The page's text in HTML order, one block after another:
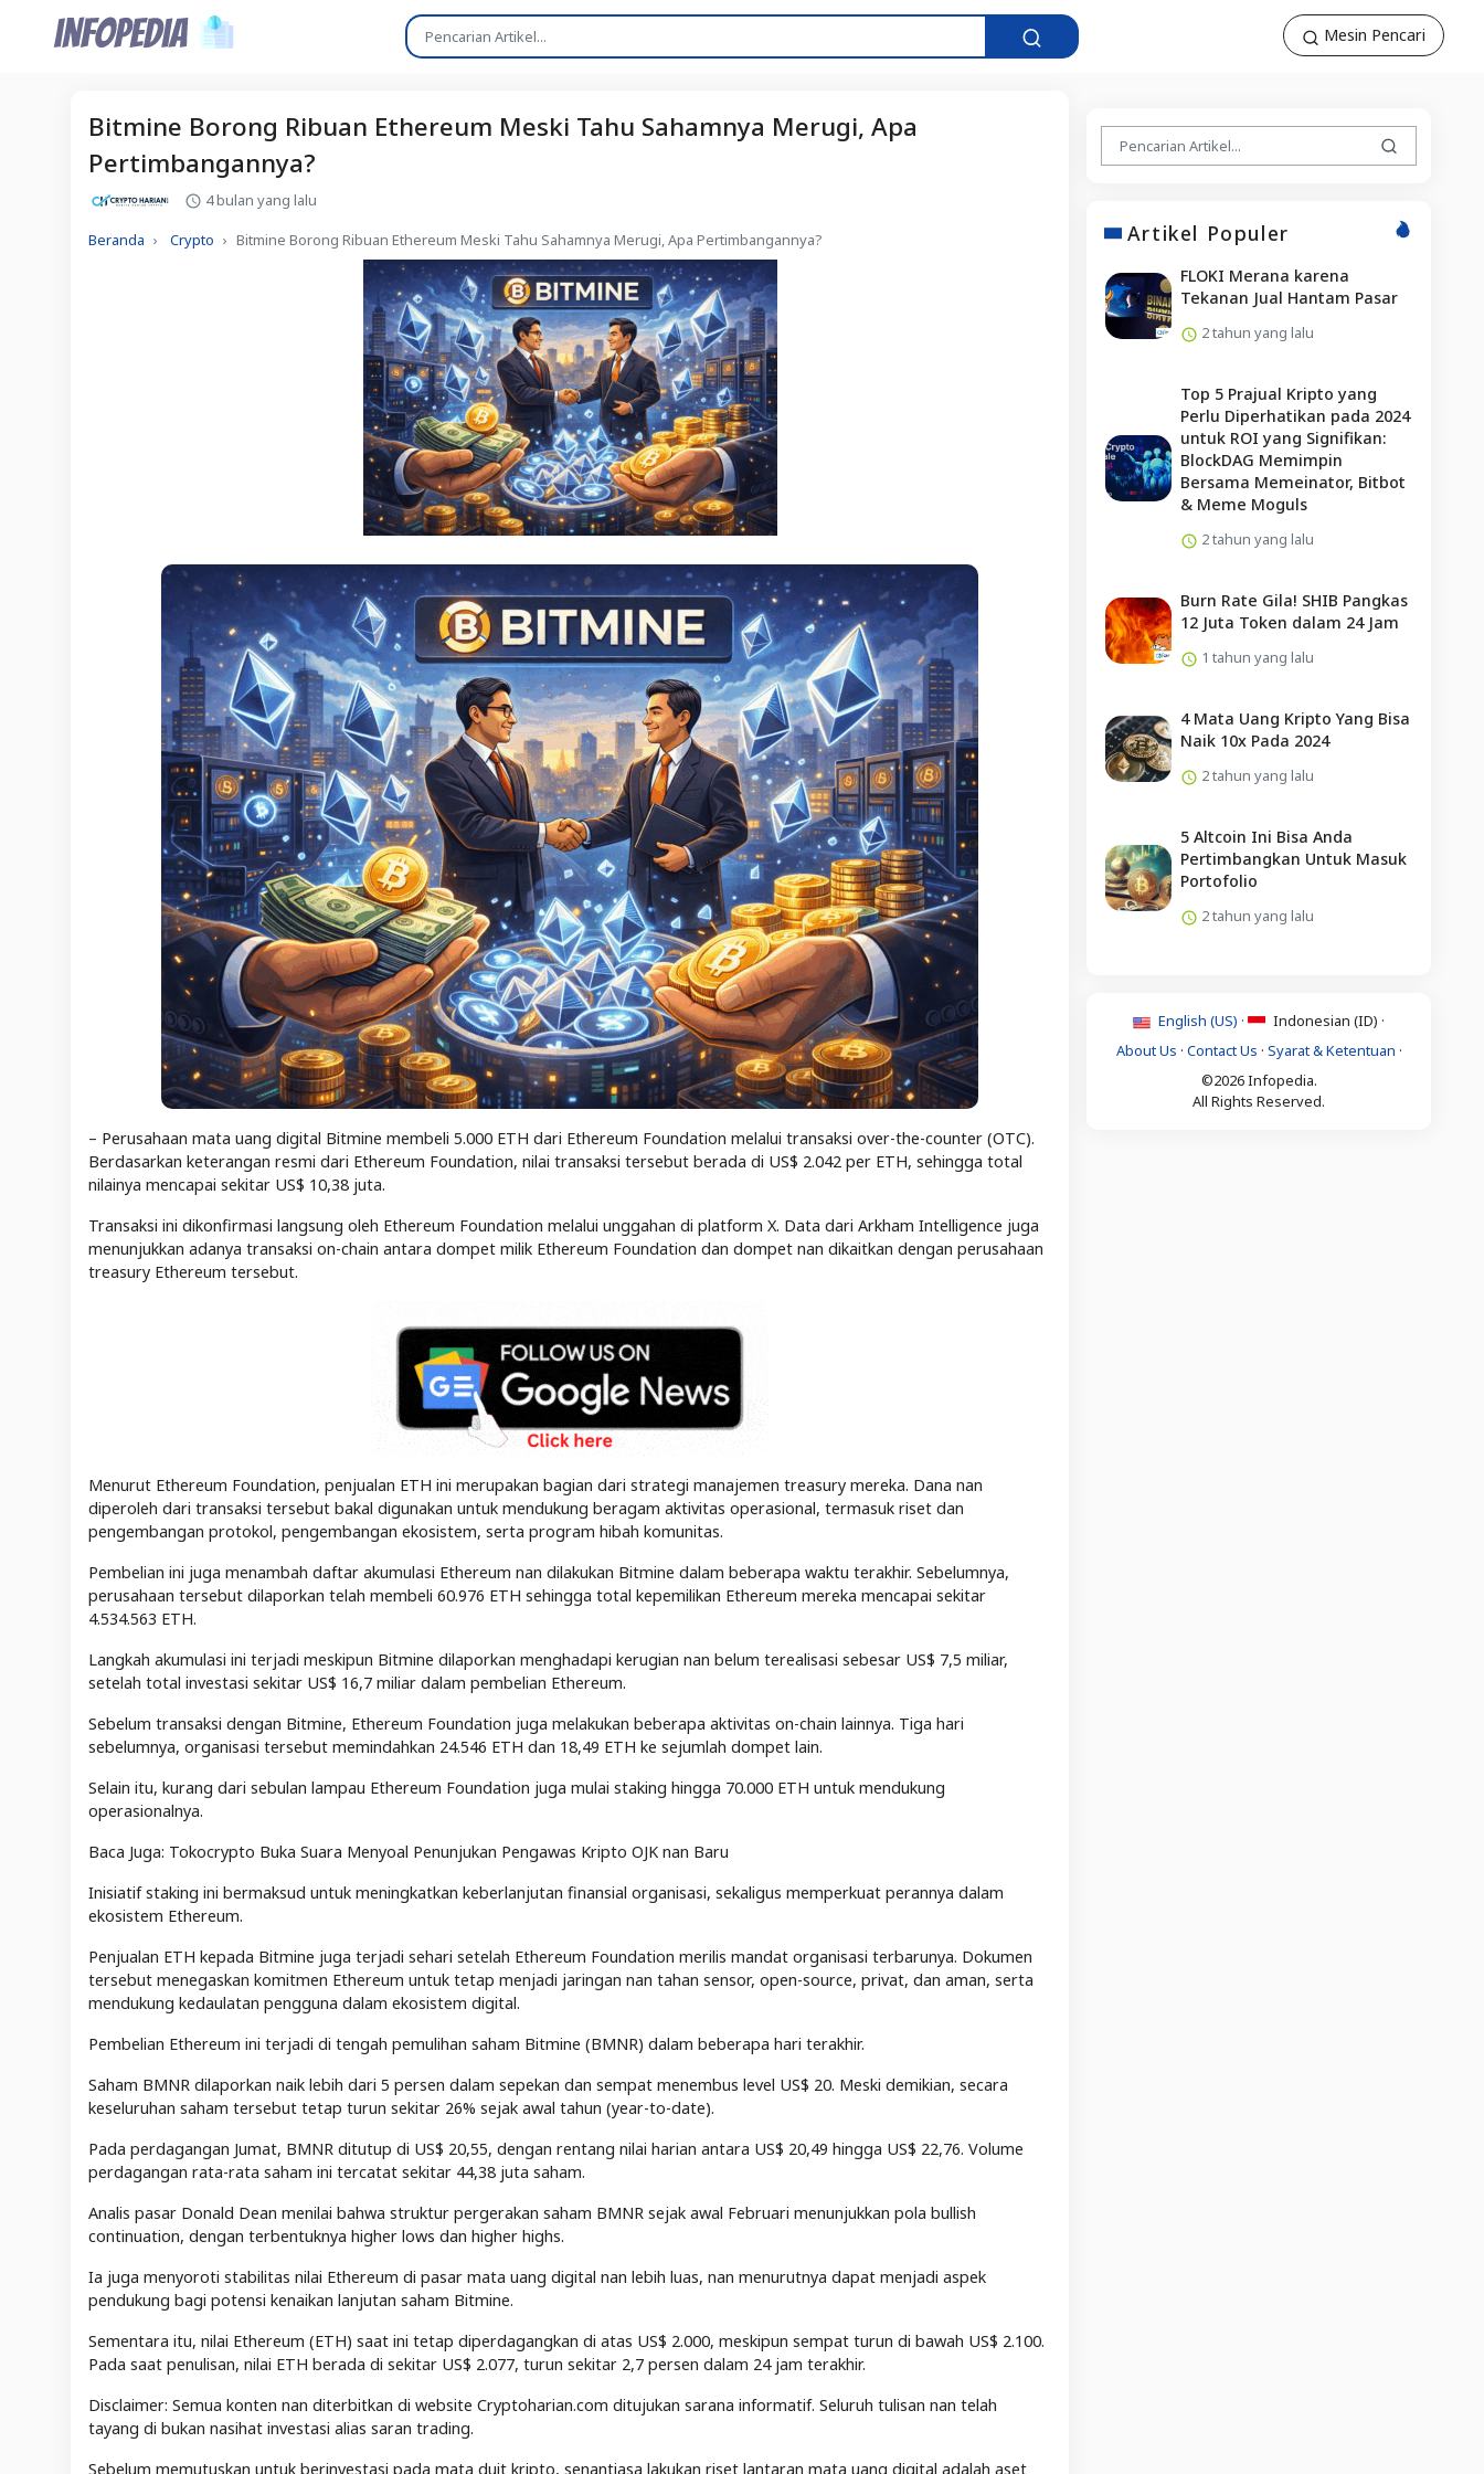
Mesin Pencari
Bitmine Borong Ribuan Ethereum Meski Tahu Sahamnya Merugi, Apa
Pertimbangannya?
4 bulan yang lalu
Beranda Crypto Bitmine Borong Ribuan Ethereum Meski Tahu Sahamnya Merugi, Apa Pertimbangannya?
– Perusahaan mata uang digital Bitmine membeli 5.000 ETH dari Ethereum Foundation melalui transaksi over-the-counter (OTC).
Berdasarkan keterangan resmi dari Ethereum Foundation, nilai transaksi tersebut berada di US$ 2.042 per ETH, sehingga total
nilainya mencapai sekitar US$ 10,38 juta.
Transaksi ini dikonfirmasi langsung oleh Ethereum Foundation melalui unggahan di platform X. Data dari Arkham Intelligence juga
menunjukkan adanya transaksi on-chain antara dompet milik Ethereum Foundation dan dompet nan dikaitkan dengan perusahaan
treasury Ethereum tersebut.
Menurut Ethereum Foundation, penjualan ETH ini merupakan bagian dari strategi manajemen treasury mereka. Dana nan
diperoleh dari transaksi tersebut bakal digunakan untuk mendukung beragam aktivitas operasional, termasuk riset dan
pengembangan protokol, pengembangan ekosistem, serta program hibah komunitas.
Pembelian ini juga menambah daftar akumulasi Ethereum nan dilakukan Bitmine dalam beberapa waktu terakhir. Sebelumnya,
perusahaan tersebut dilaporkan telah membeli 60.976 ETH sehingga total kepemilikan Ethereum mereka mencapai sekitar
4.534.563 ETH.
Langkah akumulasi ini terjadi meskipun Bitmine dilaporkan menghadapi kerugian nan belum terealisasi sebesar US$ 7,5 miliar,
setelah total investasi sekitar US$ 16,7 miliar dalam pembelian Ethereum.
Sebelum transaksi dengan Bitmine, Ethereum Foundation juga melakukan beberapa aktivitas on-chain lainnya. Tiga hari
sebelumnya, organisasi tersebut memindahkan 24.546 ETH dan 18,49 ETH ke sejumlah dompet lain.
Selain itu, kurang dari sebulan lampau Ethereum Foundation juga mulai staking hingga 70.000 ETH untuk mendukung
operasionalnya.
Baca Juga: Tokocrypto Buka Suara Menyoal Penunjukan Pengawas Kripto OJK nan Baru
Inisiatif staking ini bermaksud untuk meningkatkan keberlanjutan finansial organisasi, sekaligus memperkuat perannya dalam
ekosistem Ethereum.
Penjualan ETH kepada Bitmine juga terjadi sehari setelah Ethereum Foundation merilis mandat organisasi terbarunya. Dokumen
tersebut menegaskan komitmen Ethereum untuk tetap menjadi jaringan nan tahan sensor, open-source, privat, dan aman, serta
mendukung kedaulatan pengguna dalam ekosistem digital.
Pembelian Ethereum ini terjadi di tengah pemulihan saham Bitmine (BMNR) dalam beberapa hari terakhir.
Saham BMNR dilaporkan naik lebih dari 5 persen dalam sepekan dan sempat menembus level US$ 20. Meski demikian, secara
keseluruhan saham tersebut tetap turun sekitar 26% sejak awal tahun (year-to-date).
Pada perdagangan Jumat, BMNR ditutup di US$ 20,55, dengan rentang nilai harian antara US$ 20,49 hingga US$ 22,76. Volume
perdagangan rata-rata saham ini tercatat sekitar 44,38 juta saham.
Analis pasar Donald Dean menilai bahwa struktur pergerakan saham BMNR sejak awal Februari menunjukkan pola bullish
continuation, dengan terbentuknya higher lows dan higher highs.
Ia juga menyoroti stabilitas nilai Ethereum di pasar mata uang digital nan lebih luas, nan menurutnya dapat menjadi aspek
pendukung bagi potensi kenaikan lanjutan saham Bitmine.
Sementara itu, nilai Ethereum (ETH) saat ini tetap diperdagangkan di atas US$ 2.000, meskipun sempat turun di bawah US$ 2.100.
Pada saat penulisan, nilai ETH berada di sekitar US$ 2.077, turun sekitar 2,7 persen dalam 24 jam terakhir.
Disclaimer: Semua konten nan diterbitkan di website Cryptoharian.com ditujukan sarana informatif. Seluruh tulisan nan telah
tayang di bukan nasihat investasi alias saran trading.
Sebelum memutuskan untuk berinvestasi pada mata duit kripto, senantiasa lakukan riset lantaran mata uang digital adalah aset
Artikel Populer
FLOKI Merana karena
Tekanan Jual Hantam Pasar
2 tahun yang lalu
Top 5 Prajual Kripto yang
Perlu Diperhatikan pada 2024
untuk ROI yang Signifikan:
BlockDAG Memimpin
Bersama Memeinator, Bitbot
& Meme Moguls
2 tahun yang lalu
Burn Rate Gila! SHIB Pangkas
12 Juta Token dalam 24 Jam
1 tahun yang lalu
4 Mata Uang Kripto Yang Bisa
Naik 10x Pada 2024
2 tahun yang lalu
5 Altcoin Ini Bisa Anda
Pertimbangkan Untuk Masuk
Portofolio
2 tahun yang lalu
English (US) ·
Indonesian (ID) ·
About Us · Contact Us · Syarat & Ketentuan ·
©2026 Infopedia.
All Rights Reserved.